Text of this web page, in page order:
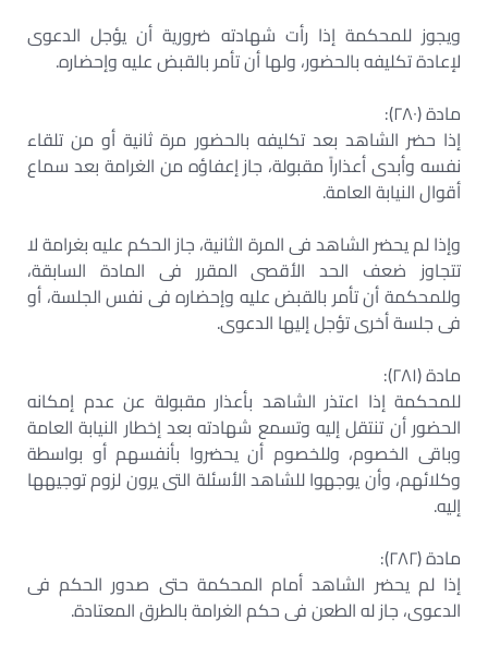
ويجوز للمحكمة إذا رأت شهادته ضرورية أن يؤجل الدعوى
لإعادة تكليفه بالحضور، ولها أن تأمر بالقبض عليه وإحضاره.
مادة (٢٨٠):
إذا حضر الشاهد بعد تكليفه بالحضور مرة ثانية أو من تلقاء
نفسه وأبدى أعذاراً مقبولة، جاز إعفاؤه من الغرامة بعد سماع
أقوال النيابة العامة.
وإذا لم يحضر الشاهد فى المرة الثانية، جاز الحكم عليه بغرامة لا
تتجاوز ضعف الحد الأقصى المقرر فى المادة السابقة،
وللمحكمة أن تأمر بالقبض عليه وإحضاره فى نفس الجلسة، أو
فى جلسة أخرى تؤجل إليها الدعوى.
مادة (٢٨١):
للمحكمة إذا اعتذر الشاهد بأعذار مقبولة عن عدم إمكانه
الحضور أن تنتقل إليه وتسمع شهادته بعد إخطار النيابة العامة
وباقى الخصوم، وللخصوم أن يحضروا بأنفسهم أو بواسطة
وكلائهم، وأن يوجهوا للشاهد الأسئلة التى يرون لزوم توجيهها
إليه.
مادة (٢٨٢):
إذا لم يحضر الشاهد أمام المحكمة حتى صدور الحكم فى
الدعوى، جاز له الطعن فى حكم الغرامة بالطرق المعتادة.